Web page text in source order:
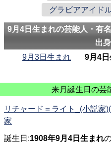
グラビアアイド
9月4日生まれの芸能人・有
出身
9月3日生まれ
9月4
来月誕生日の芸
リチャード＝ライト_(小説家
家
誕生日:1908年9月4日生まれ